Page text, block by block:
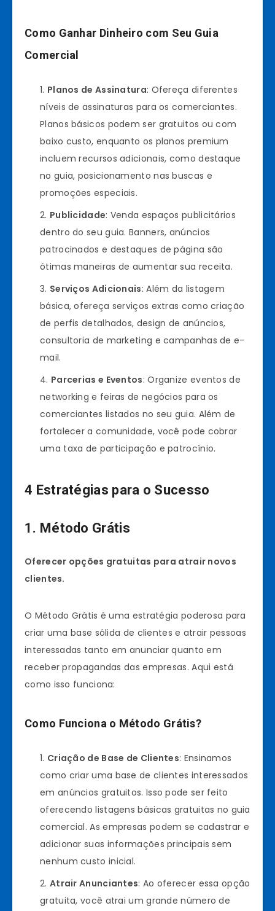
Como Ganhar Dinheiro com Seu Guia
Comercial
Planos de Assinatura: Ofereça diferentes
níveis de assinaturas para os comerciantes.
Planos básicos podem ser gratuitos ou com
baixo custo, enquanto os planos premium
incluem recursos adicionais, como destaque
no guia, posicionamento nas buscas e
promoções especiais.
Publicidade: Venda espaços publicitários
dentro do seu guia. Banners, anúncios
patrocinados e destaques de página são
ótimas maneiras de aumentar sua receita.
Serviços Adicionais: Além da listagem
básica, ofereça serviços extras como criação
de perfis detalhados, design de anúncios,
consultoria de marketing e campanhas de e-
mail.
Parcerias e Eventos: Organize eventos de
networking e feiras de negócios para os
comerciantes listados no seu guia. Além de
fortalecer a comunidade, você pode cobrar
uma taxa de participação e patrocínio.
4 Estratégias para o Sucesso
1. Método Grátis
Oferecer opções gratuitas para atrair novos
clientes.
O Método Grátis é uma estratégia poderosa para
criar uma base sólida de clientes e atrair pessoas
interessadas tanto em anunciar quanto em
receber propagandas das empresas. Aqui está
como isso funciona:
Como Funciona o Método Grátis?
Criação de Base de Clientes: Ensinamos
como criar uma base de clientes interessados
em anúncios gratuitos. Isso pode ser feito
oferecendo listagens básicas gratuitas no guia
comercial. As empresas podem se cadastrar e
adicionar suas informações principais sem
nenhum custo inicial.
Atrair Anunciantes: Ao oferecer essa opção
gratuita, você atrai um grande número de